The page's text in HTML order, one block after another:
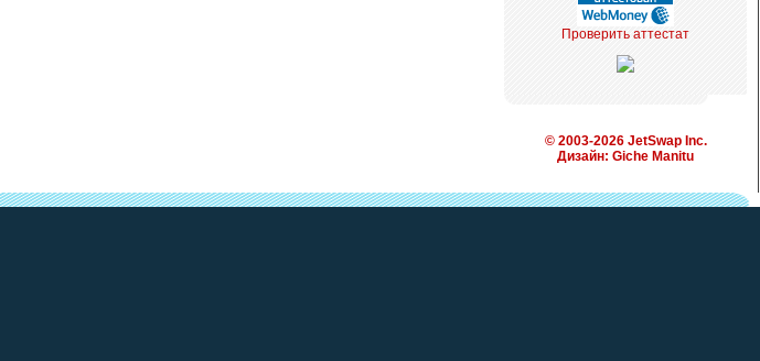
Проверить аттестат
© 2003-2026 JetSwap Inc.
Дизайн: Giche Manitu